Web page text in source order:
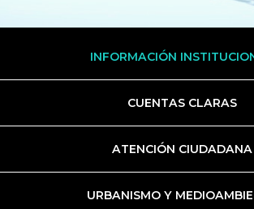
INFORMACIÓN
CUENTAS CLARAS
ATENCIÓN CIUDADANA
URBANISMO Y